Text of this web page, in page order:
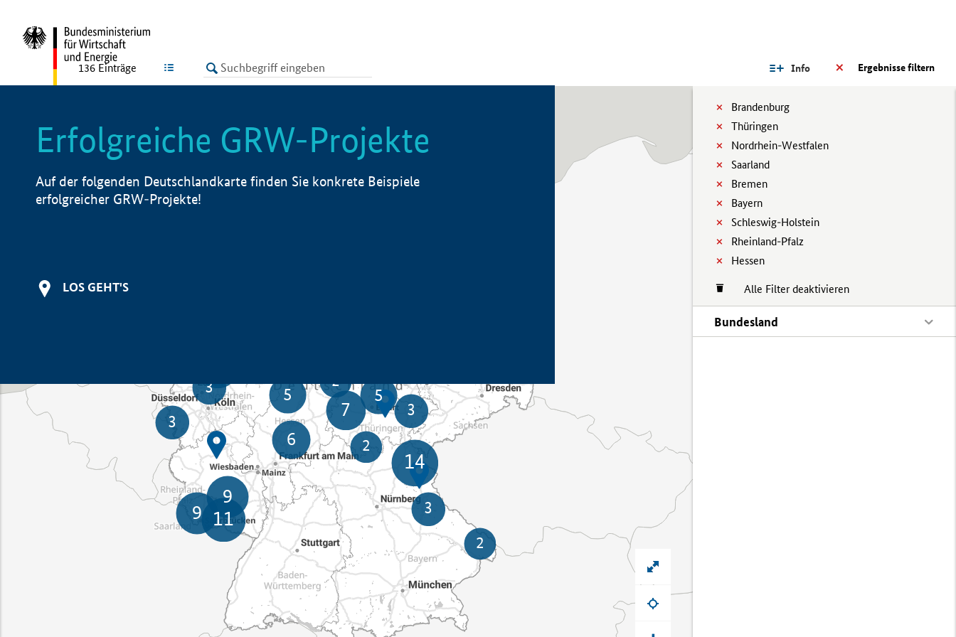
LISTE Ergebnisse filtern
Info
Brandenburg
Thüringen
Nordrhein-Westfalen
Saarland
Bremen
Bayern
Schleswig-Holstein
Rheinland-Pfalz
Hessen
Alle Filter deaktivieren
Bundesland
136 Einträge
Erfolgreiche GRW-Projekte
Auf der folgenden Deutschlandkarte finden Sie konkrete Beispiele
erfolgreicher GRW-Projekte!
LOS GEHT'S